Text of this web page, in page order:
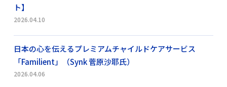
ト】
2026.04.10
日本の心を伝えるプレミアムチャイルドケアサービス
「Familient」（Synk 菅原沙耶氏）
2026.04.06